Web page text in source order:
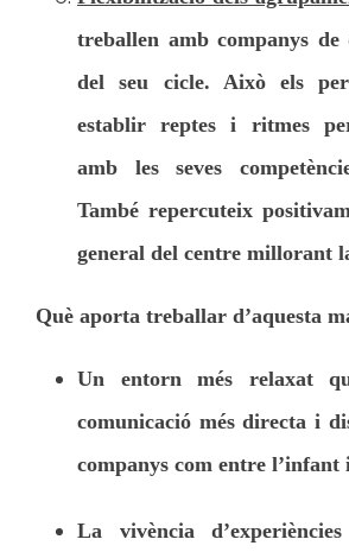
treballen amb companys de
del seu cicle. Això els
establir reptes i ritmes
amb les seves
També repercuteix
general del centre millorant
Què aporta treballar d’aquesta
Un entorn més relaxat
comunicació més directa i
companys com entre l’infant
La vivència